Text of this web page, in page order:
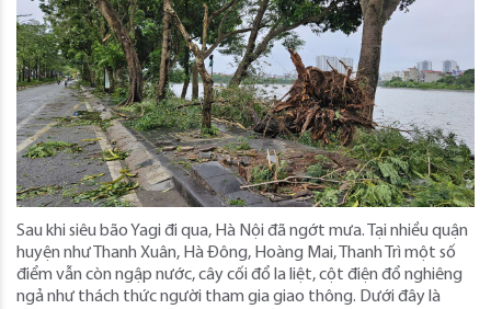
Sau khi siêu bão Yagi đi qua, Hà Nội đã ngớt mưa. Tại nhiều quận
huyện như Thanh Xuân, Hà Đông, Hoàng Mai, Thanh Trì một số
điểm vẫn còn ngập nước, cây cối đổ la liệt, cột điện đổ nghiêng
ngả như thách thức người tham gia giao thông. Dưới đây là